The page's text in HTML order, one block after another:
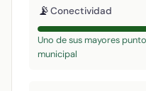
📡Conectividad
Uno de sus mayores
municipal